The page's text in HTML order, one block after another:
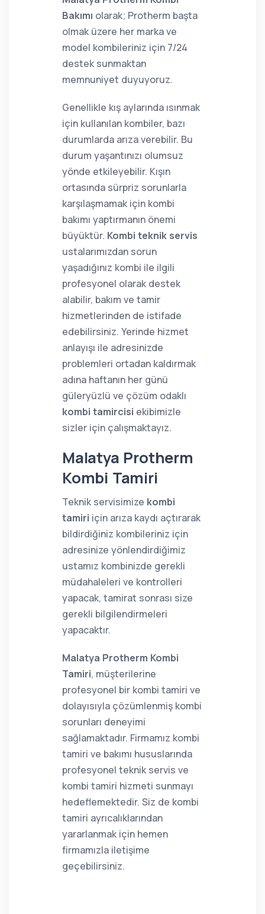
Bakımı olarak; Protherm başta
olmak üzere her marka ve
model kombileriniz için 7/24
destek sunmaktan
memnuniyet duyuyoruz.
Genellikle kış aylarında ısınmak
için kullanılan kombiler, bazı
durumlarda arıza verebilir. Bu
durum yaşantınızı olumsuz
yönde etkileyebilir. Kışın
ortasında sürpriz sorunlarla
karşılaşmamak için kombi
bakımı yaptırmanın önemi
büyüktür. Kombi teknik servis
ustalarımızdan sorun
yaşadığınız kombi ile ilgili
profesyonel olarak destek
alabilir, bakım ve tamir
hizmetlerinden de istifade
edebilirsiniz. Yerinde hizmet
anlayışı ile adresinizde
problemleri ortadan kaldırmak
adına haftanın her günü
güleryüzlü ve çözüm odaklı
kombi tamircisi ekibimizle
sizler için çalışmaktayız.
Malatya Protherm
Kombi Tamiri
Teknik servisimize kombi
tamiri için arıza kaydı açtırarak
bildirdiğiniz kombileriniz için
adresinize yönlendirdiğimiz
ustamız kombinizde gerekli
müdahaleleri ve kontrolleri
yapacak, tamirat sonrası size
gerekli bilgilendirmeleri
yapacaktır.
Malatya Protherm Kombi
Tamiri, müşterilerine
profesyonel bir kombi tamiri ve
dolayısıyla çözümlenmiş kombi
sorunları deneyimi
sağlamaktadır. Firmamız kombi
tamiri ve bakımı hususlarında
profesyonel teknik servis ve
kombi tamiri hizmeti sunmayı
hedeflemektedir. Siz de kombi
tamiri ayrıcalıklarından
yararlanmak için hemen
firmamızla iletişime
geçebilirsiniz.